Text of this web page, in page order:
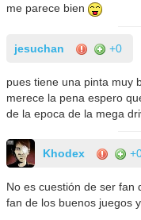
me parece bien
jesuchan +0
pues tiene una pinta muy
merece la pena espero
de la epoca de la mega
Khodex
No es cuestión de ser fan
fan de los buenos juegos